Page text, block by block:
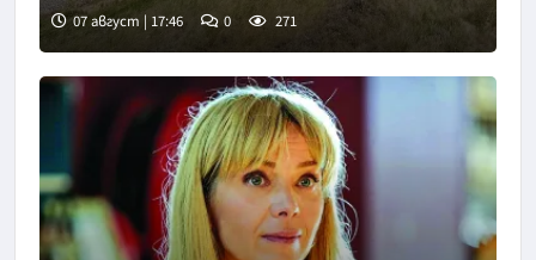
07 август | 17:46 0 271